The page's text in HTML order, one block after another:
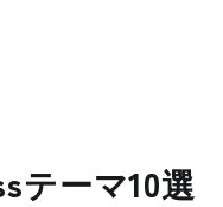
テーマ10選